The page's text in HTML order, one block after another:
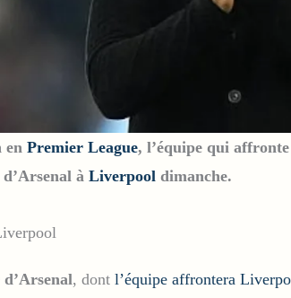
en Premier League, l’équipe qui
à Liverpool dimanche.
, dont l’équipe affrontera